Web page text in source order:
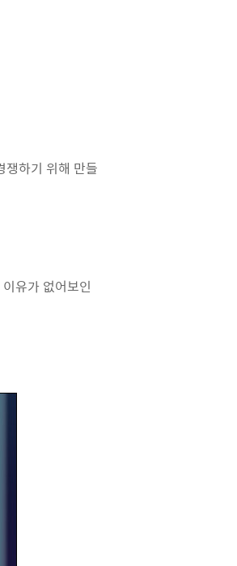
하기 위해 만들
유가 없어보인